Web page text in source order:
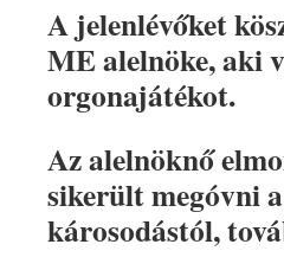
A jelenlévőket
ME alelnöke, aki
orgonajátékot.
Az alelnöknő
sikerült megóvni
károsodástól,